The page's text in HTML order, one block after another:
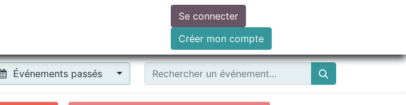
Faire un don
Se connecter
Créer mon compte
Événements passés